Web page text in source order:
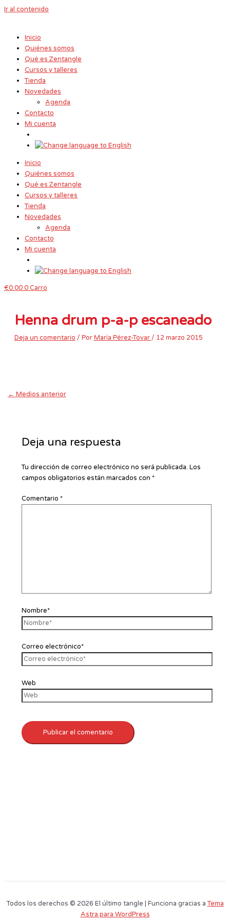
Ir al contenido
Inicio
Quiénes somos
Qué es Zentangle
Cursos y talleres
Tienda
Novedades
Agenda
Contacto
Mi cuenta
Inicio
Quiénes somos
Qué es Zentangle
Cursos y talleres
Tienda
Novedades
Agenda
Contacto
Mi cuenta
€0.000Carro
Henna drum p-a-p escaneado
Deja un comentario / PorMaría Pérez-Tovar / 12 marzo 2015
← Medios anterior
Deja una respuesta
Tu dirección de correo electrónico no será publicada. Los
campos obligatorios están marcados con *
Comentario *
Nombre*
Correo electrónico*
Web
Todos los derechos © 2026 El último tangle | Funciona gracias aTema
Astra para WordPress